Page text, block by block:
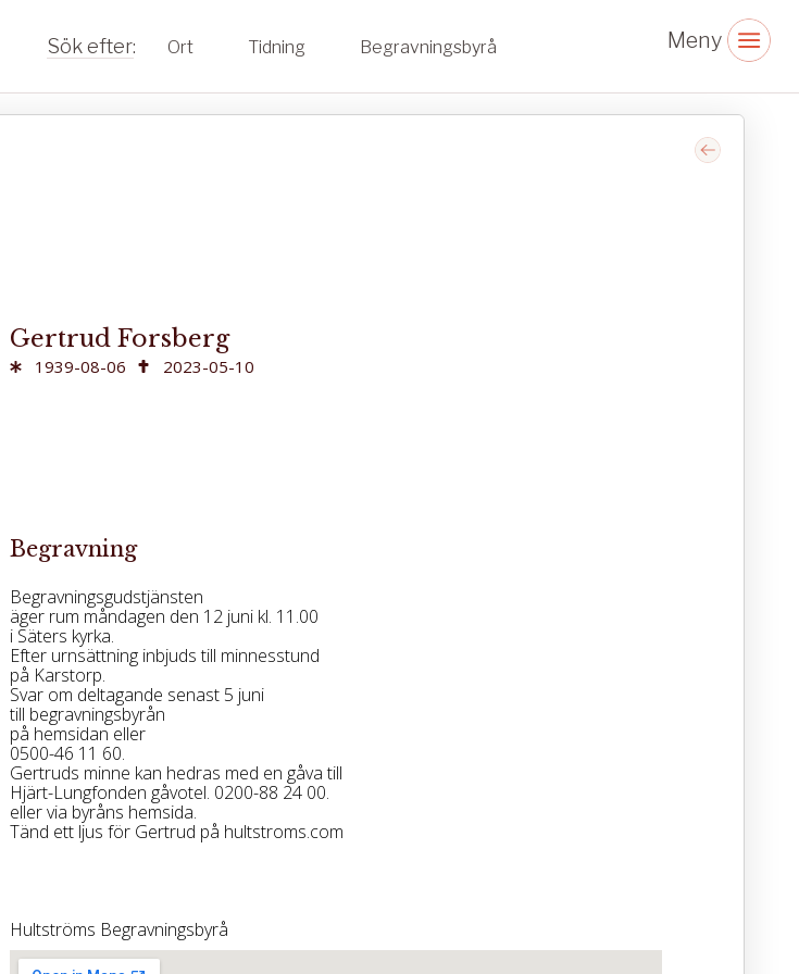
Ort Tidning Begravningsbyrå
Gertrud Forsberg
1939-08-06 2023-05-10
Begravning
Begravningsgudstjänsten
äger rum måndagen den 12 juni kl. 11.00
i Säters kyrka.
Efter urnsättning inbjuds till minnesstund
på Karstorp.
Svar om deltagande senast 5 juni
till begravningsbyrån
på hemsidan eller
0500-46 11 60.
Gertruds minne kan hedras med en gåva till
Hjärt-Lungfonden gåvotel. 0200-88 24 00.
eller via byråns hemsida.
Tänd ett ljus för Gertrud på hultstroms.com
Hultströms Begravningsbyrå